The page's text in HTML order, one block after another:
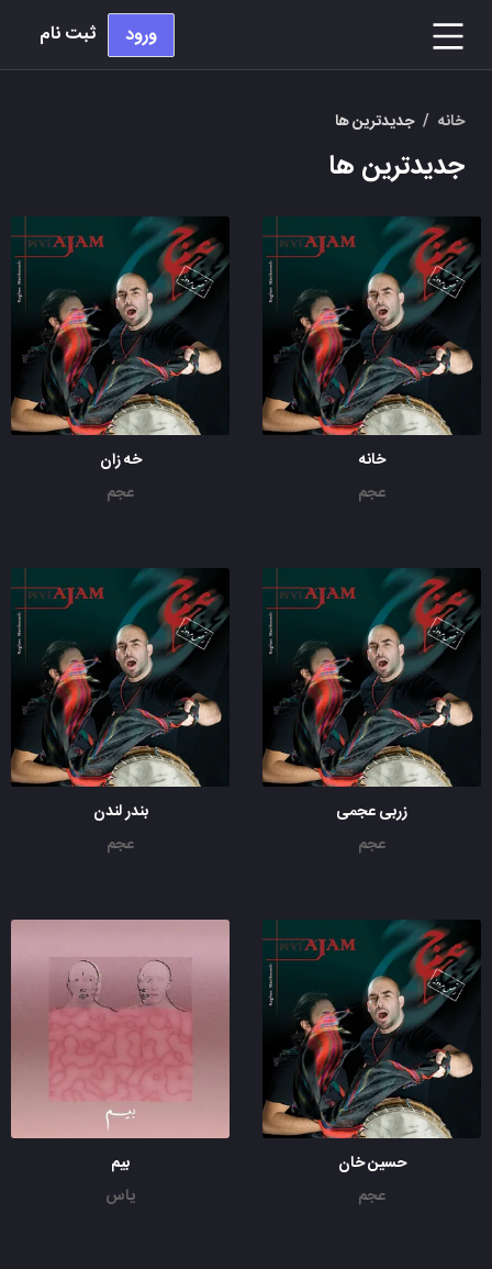
ورود ثبت نام
خانه / جدیدترین ها
جدیدترین ها
خانه
عجم
خه زان
عجم
زربی عجمی
عجم
بندر لندن
عجم
حسین خان
عجم
بیم
یاس